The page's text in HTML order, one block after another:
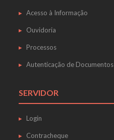
Acesso à Informação
Ouvidoria
Processos
Autenticação de Documentos
SERVIDOR
Login
Contracheque